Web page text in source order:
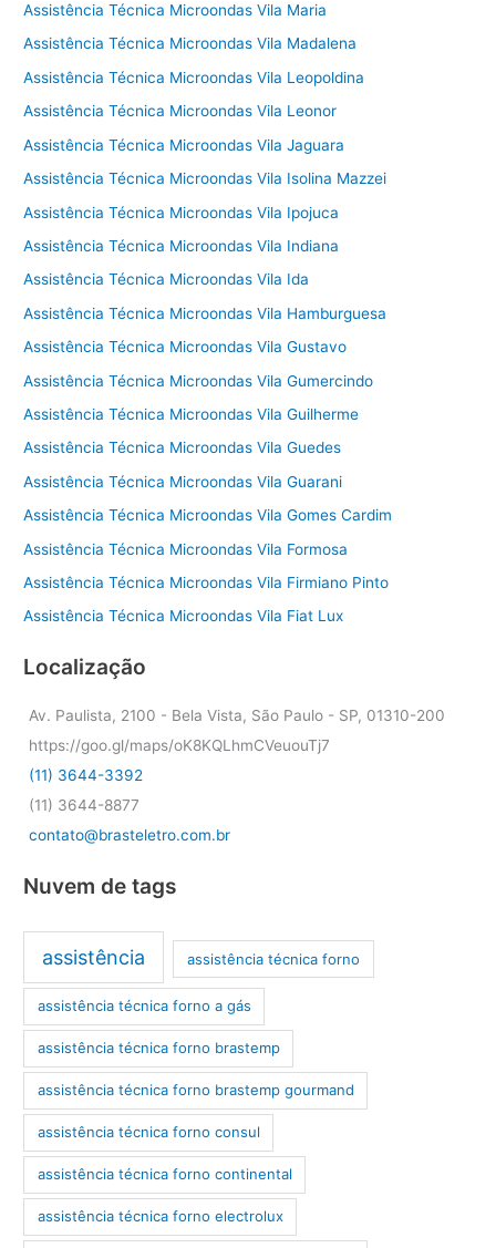
Assistência Técnica Microondas Vila Maria
Assistência Técnica Microondas Vila Madalena
Assistência Técnica Microondas Vila Leopoldina
Assistência Técnica Microondas Vila Leonor
Assistência Técnica Microondas Vila Jaguara
Assistência Técnica Microondas Vila Isolina Mazzei
Assistência Técnica Microondas Vila Ipojuca
Assistência Técnica Microondas Vila Indiana
Assistência Técnica Microondas Vila Ida
Assistência Técnica Microondas Vila Hamburguesa
Assistência Técnica Microondas Vila Gustavo
Assistência Técnica Microondas Vila Gumercindo
Assistência Técnica Microondas Vila Guilherme
Assistência Técnica Microondas Vila Guedes
Assistência Técnica Microondas Vila Guarani
Assistência Técnica Microondas Vila Gomes Cardim
Assistência Técnica Microondas Vila Formosa
Assistência Técnica Microondas Vila Firmiano Pinto
Assistência Técnica Microondas Vila Fiat Lux
Localização
Av. Paulista, 2100 - Bela Vista, São Paulo - SP, 01310-200
https://goo.gl/maps/oK8KQLhmCVeuouTj7
(11) 3644-3392
(11) 3644-8877
contato@brasteletro.com.br
Nuvem de tags
assistência assistência técnica forno
assistência técnica forno a gás
assistência técnica forno brastemp
assistência técnica forno brastemp gourmand
assistência técnica forno consul
assistência técnica forno continental
assistência técnica forno electrolux